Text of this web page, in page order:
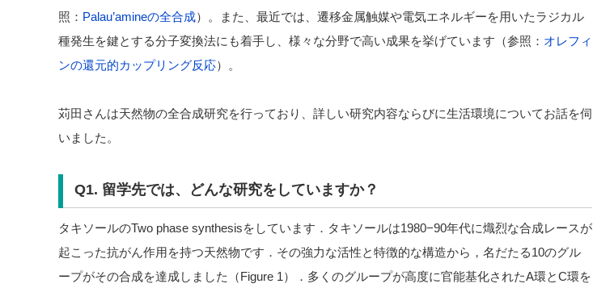
照： Palau’amineの全合成）。また、最近では、遷移金属触媒や電気エネルギーを用いたラジカル
種発生を鍵とする分子変換法にも着手し、様々な分野で高い成果を挙げています（参照： オレフィ
ンの還元的カップリング反応）。
苅田さんは天然物の全合成研究を行っており、詳しい研究内容ならびに生活環境についてお話を伺
いました。
Q1. 留学先では、どんな研究をしていますか？
タキソールのTwo phase synthesisをしています．タキソールは1980−90年代に熾烈な合成レースが
起こった抗がん作用を持つ天然物です．その強力な活性と特徴的な構造から，名だたる10のグル
ープがその合成を達成しました（Figure 1）．多くのグループが高度に官能基化されたA環とC環を